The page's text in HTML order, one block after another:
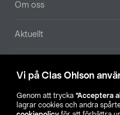
Vi på Clas Ohlson
Genom att trycka ”Acceptera
lagrar cookies och andra
Om oss
Aktuellt